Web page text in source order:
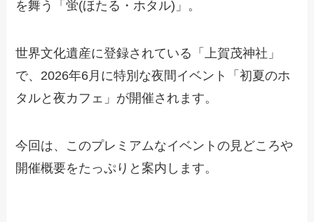
を舞う「蛍(ほたる・ホタル)」。
世界文化遺産に登録されている「上賀茂神社」
で、2026年6月に特別な夜間イベント「初夏のホ
タルと夜カフェ」が開催されます。
今回は、このプレミアムなイベントの見どころや
開催概要をたっぷりと案内します。